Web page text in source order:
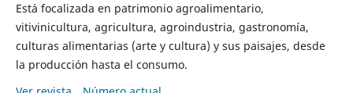
Está focalizada en patrimonio agroalimentario,
vitivinicultura, agricultura, agroindustria, gastronomía,
culturas alimentarias (arte y cultura) y sus paisajes, desde
la producción hasta el consumo.